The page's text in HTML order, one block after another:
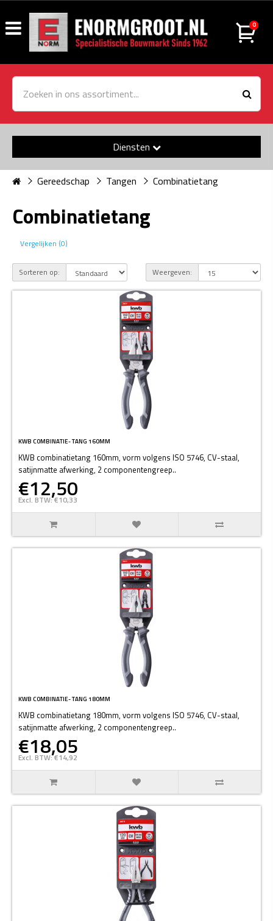
0
Diensten
Gereedschap Tangen Combinatietang
Combinatietang
Vergelijken (0)
Sorteren op: Weergeven:
KWB COMBINATIE- TANG 160MM
KWB combinatietang 160mm, vorm volgens ISO 5746, CV-staal,
satijnmatte afwerking, 2 componentengreep..
€12,50
Excl. BTW: €10,33
KWB COMBINATIE- TANG 180MM
KWB combinatietang 180mm, vorm volgens ISO 5746, CV-staal,
satijnmatte afwerking, 2 componentengreep..
€18,05
Excl. BTW: €14,92